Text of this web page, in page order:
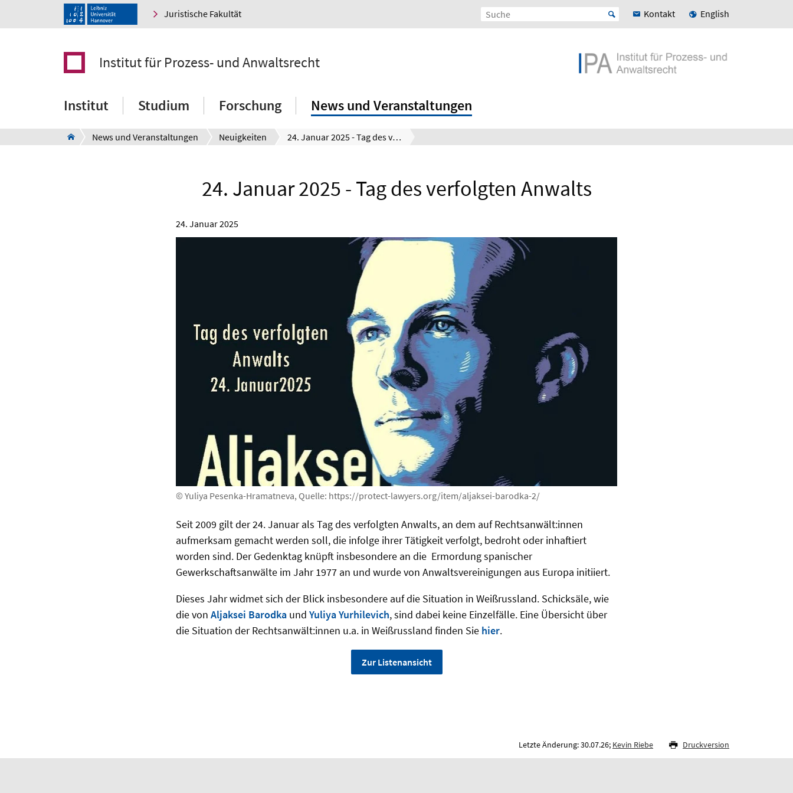
Juristische Fakultät Kontakt English
Institut für Prozess- und Anwaltsrecht
Institut Studium Forschung News und Veranstaltungen
News und Veranstaltungen Neuigkeiten 24. Januar 2025 - Tag des verfolgten Anwalts
24. Januar 2025 - Tag des verfolgten Anwalts
24. Januar 2025
© Yuliya Pesenka-Hramatneva, Quelle: https://protect-lawyers.org/item/aljaksei-barodka-2/
Seit 2009 gilt der 24. Januar als Tag des verfolgten Anwalts, an dem auf Rechtsanwält:innen
aufmerksam gemacht werden soll, die infolge ihrer Tätigkeit verfolgt, bedroht oder inhaftiert
worden sind. Der Gedenktag knüpft insbesondere an die Ermordung spanischer
Gewerkschaftsanwälte im Jahr 1977 an und wurde von Anwaltsvereinigungen aus Europa initiiert.
Dieses Jahr widmet sich der Blick insbesondere auf die Situation in Weißrussland. Schicksäle, wie
die von Aljaksei Barodka und Yuliya Yurhilevich, sind dabei keine Einzelfälle. Eine Übersicht über
die Situation der Rechtsanwält:innen u.a. in Weißrussland finden Sie hier.
Zur Listenansicht
Letzte Änderung: 30.07.26; Kevin Riebe Druckversion